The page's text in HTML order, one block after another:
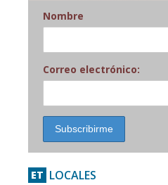
Nombre
Correo electrónico:
ET LOCALES